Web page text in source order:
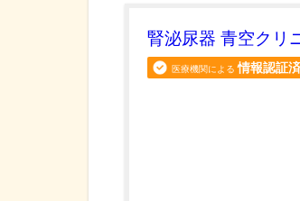
腎泌尿器 青空クリ
医療機関による 情報認証